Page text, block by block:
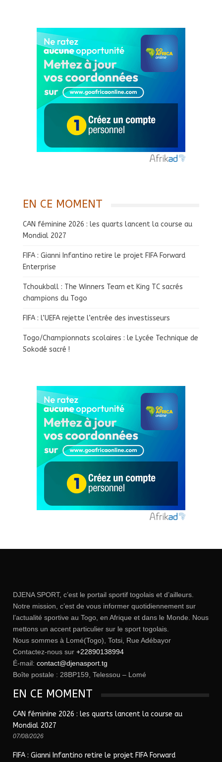
EN CE MOMENT
CAN féminine 2026 : les quarts lancent la course au
Mondial 2027
FIFA : Gianni Infantino retire le projet FIFA Forward
Enterprise
Tchoukball : The Winners Team et King TC sacrés
champions du Togo
FIFA : l’UEFA rejette l’entrée des investisseurs
Togo/Championnats scolaires : le Lycée Technique de
Sokodé sacré !
DJENA SPORT, c’est le portail sportif togolais et d’ailleurs.
Notre mission, c’est de vous informer quotidiennement sur
l’actualité sportive au Togo, en Afrique et dans le Monde. Nous
mettons un accent particulier sur le sport togolais.
Nous sommes à Lomé(Togo), Totsi, Rue Adébayor
Contactez-nous sur +22890138994
É-mail: contact@djenasport.tg
Boîte postale : 28BP159, Telessou – Lomé
EN CE MOMENT
CAN féminine 2026 : les quarts lancent la course au
Mondial 2027
07/08/2026
FIFA : Gianni Infantino retire le projet FIFA Forward